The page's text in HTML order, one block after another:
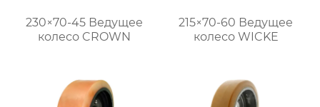
230×70-45 Ведущее
колесо CROWN
215×70-60 Ведущее
колесо WICKE